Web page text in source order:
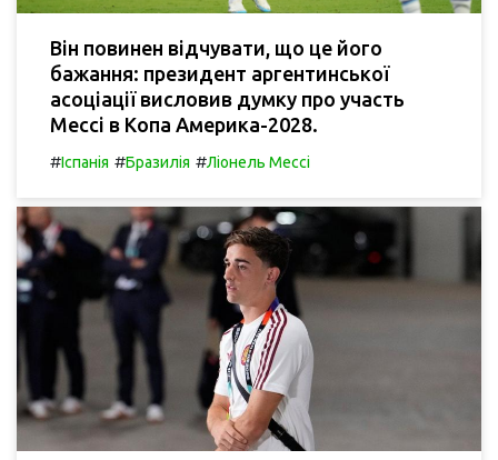
Він повинен відчувати, що це його
бажання: президент аргентинської
асоціації висловив думку про участь
Мессі в Копа Америка-2028.
#Іспанія #Бразилія #Ліонель Мессі